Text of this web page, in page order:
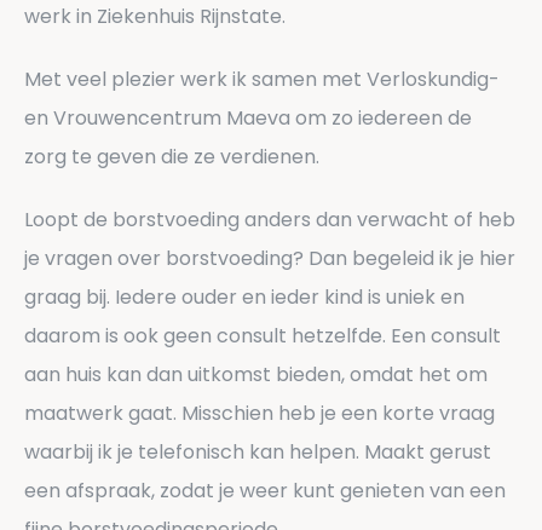
werk in Ziekenhuis Rijnstate.
Met veel plezier werk ik samen met Verloskundig-
en Vrouwencentrum Maeva om zo iedereen de
zorg te geven die ze verdienen.
Loopt de borstvoeding anders dan verwacht of heb
je vragen over borstvoeding? Dan begeleid ik je hier
graag bij. Iedere ouder en ieder kind is uniek en
daarom is ook geen consult hetzelfde. Een consult
aan huis kan dan uitkomst bieden, omdat het om
maatwerk gaat. Misschien heb je een korte vraag
waarbij ik je telefonisch kan helpen. Maakt gerust
een afspraak, zodat je weer kunt genieten van een